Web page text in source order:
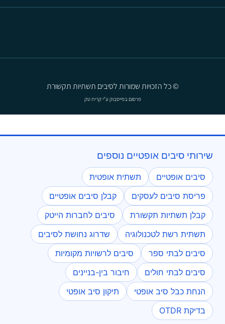
© כל הזכויות שמורות לסיבים תשתיות תקשורת
פרסום בפייסבוק ע"י קרית טק
שירותי סיבים אופטיים נוספים
סיבים אופטיים
תשתית אופטית
פריסת סיבים לעסקים
קבלן סיבים אופטיים
קבלן תשתיות תקשורת
סיבים לחברות הייטק
תשתית רשת לטכנולוגיה
שדרוג נחושת לסיבים
סיבים לבתי ספר
סיבים לרשויות מקומיות
סיבים לבתי חולים
חיבור בין-בניינים
הנחת כבל סיב אופטי
תיקון סיב אופטי
בדיקת OTDR